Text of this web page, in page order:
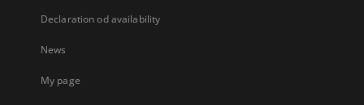
Declaration od availability
News
My page